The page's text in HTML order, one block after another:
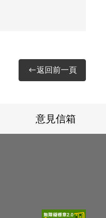
返回前一頁
意見信箱